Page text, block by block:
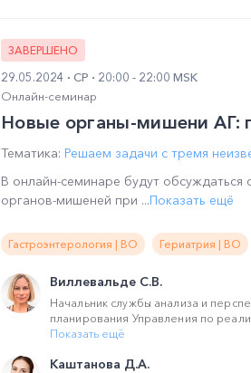
ЗАВЕРШЕНО
29.05.2024 СР 20:00 - 22:00 MSK
Онлайн-семинар
Новые органы-мишени АГ:
Тематика: Решаем задачи с тремя
В онлайн-семинаре будут обсуждаться
органов-мишеней при ...Показать ещё
Гастроэнтерология | ВО Гериатрия | ВО
Виллевальде С.В.
Начальник службы анализа и
планирования Управления по
Показать ещё
Каштанова Д.А.